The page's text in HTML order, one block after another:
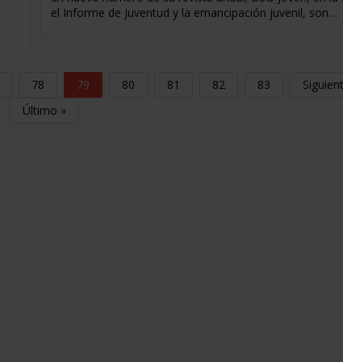
el Informe de Juventud y la emancipación juvenil, son…
78 79 80 81 82 83
Último »